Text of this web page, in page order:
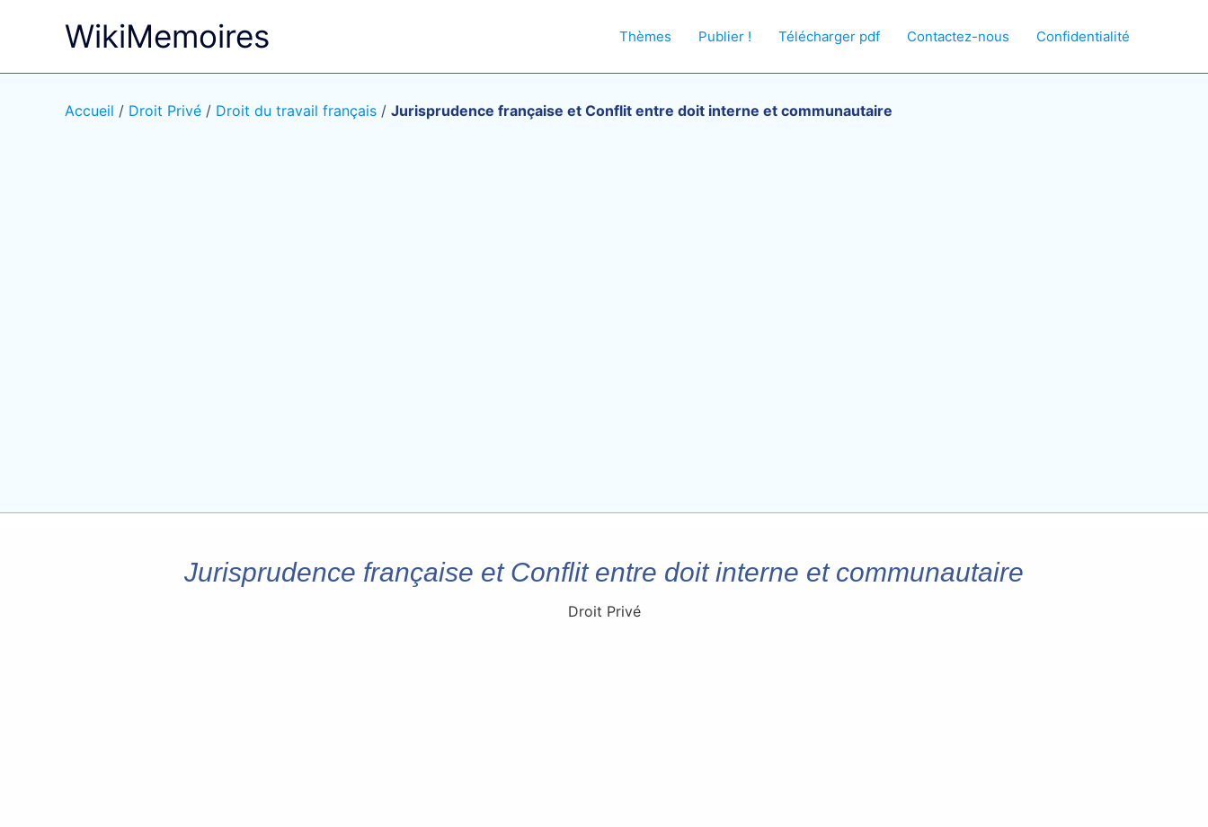
WikiMemoires Thèmes Publier ! Télécharger pdf Contactez-nous Confidentialité
Accueil / Droit Privé / Droit du travail français / Jurisprudence française et Conflit entre doit interne et communautaire
Jurisprudence française et Conflit entre doit interne et communautaire
Droit Privé